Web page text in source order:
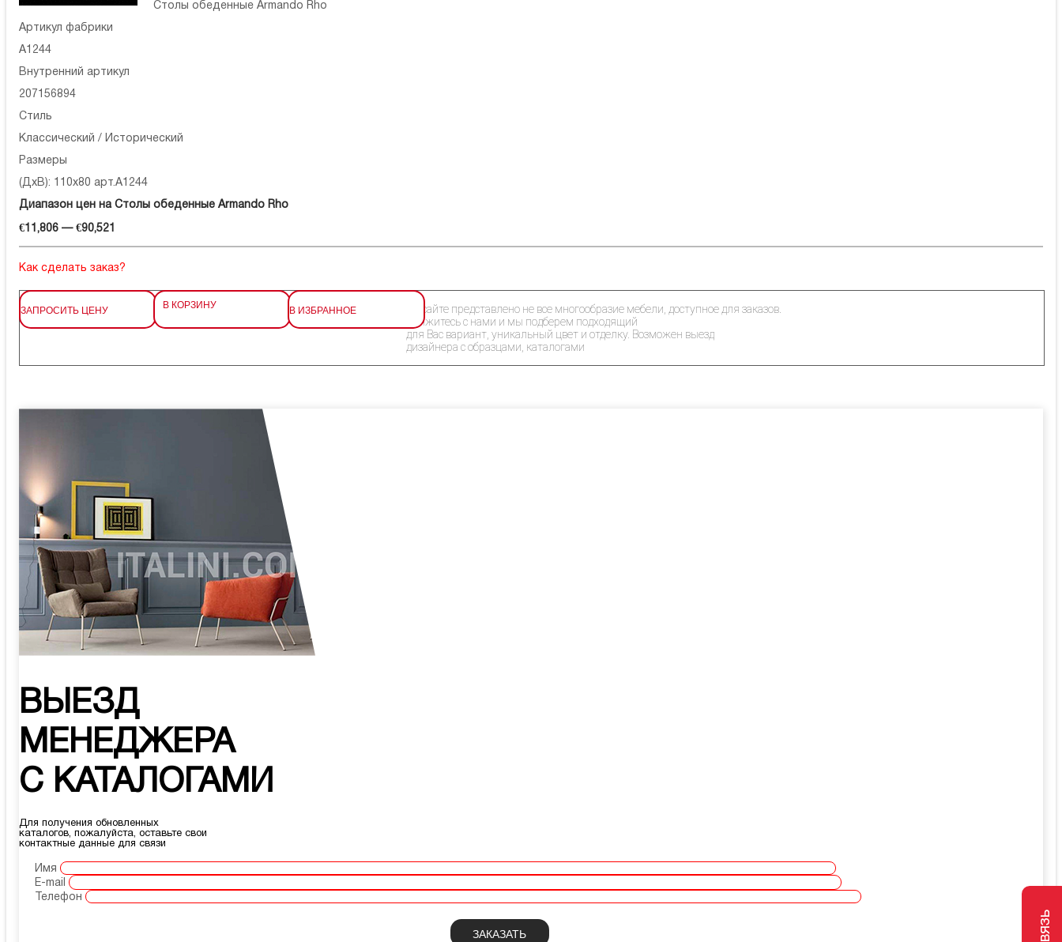
Столы обеденные Armando Rho
Артикул фабрики
A1244
Внутренний артикул
207156894
Стиль
Классический / Исторический
Размеры
(ДхВ): 110x80 арт.A1244
Диапазон цен на Столы обеденные Armando Rho
€11,806 — €90,521
Как сделать заказ?
ЗАПРОСИТЬ ЦЕНУ В КОРЗИНУ В ИЗБРАННОЕ
На сайте представлено не все многообразие мебели, доступное для заказов.
Свяжитесь с нами и мы подберем подходящий
для Вас вариант, уникальный цвет и отделку. Возможен выезд
дизайнера с образцами, каталогами
ВЫЕЗД
МЕНЕДЖЕРА
С КАТАЛОГАМИ
Для получения обновленных
каталогов, пожалуйста, оставьте свои
контактные данные для связи
Имя
E-mail
Телефон